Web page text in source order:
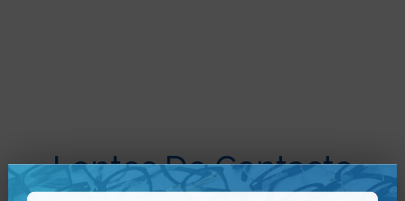
Lentes De Contacto